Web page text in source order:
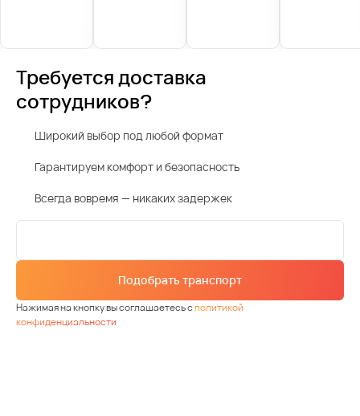
Требуется доставка
сотрудников?
Широкий выбор под любой формат
Гарантируем комфорт и безопасность
Всегда вовремя — никаких задержек
Подобрать транспорт
Нажимая на кнопку вы соглашаетесь сполитикой
конфиденциальности